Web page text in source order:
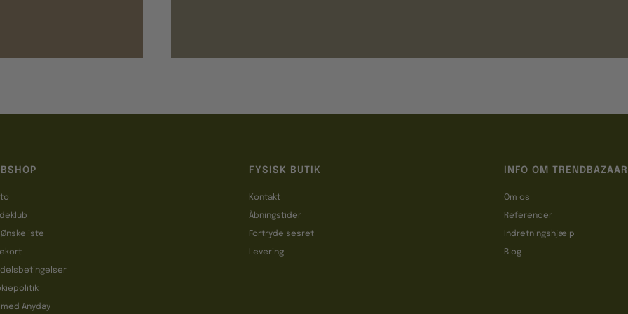
Ønskeliste
med Anyday
FYSISK BUTIK
Kontakt
Åbningstider
Fortrydelsesret
Levering
INFO OM TRENDBAZAAR
Om os
Referencer
Indretningshjælp
Blog